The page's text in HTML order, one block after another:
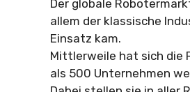
Der globale
allem der klassische
Einsatz kam.
Mittlerweile hat sich die
als 500 Unternehmen